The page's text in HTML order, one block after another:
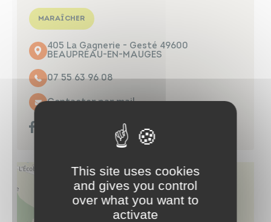
MARAÎCHER
405 La Gagnerie - Gesté 49600
BEAUPRÉAU-EN-MAUGES
07 55 63 96 08
Contacter par mail
This site uses cookies
and gives you control
over what you want to
activate